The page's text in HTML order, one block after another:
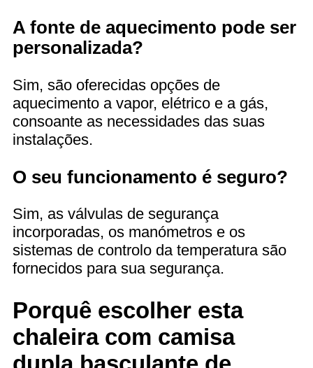
A fonte de aquecimento pode ser
personalizada?
Sim, são oferecidas opções de
aquecimento a vapor, elétrico e a gás,
consoante as necessidades das suas
instalações.
O seu funcionamento é seguro?
Sim, as válvulas de segurança
incorporadas, os manómetros e os
sistemas de controlo da temperatura são
fornecidos para sua segurança.
Porquê escolher esta
chaleira com camisa